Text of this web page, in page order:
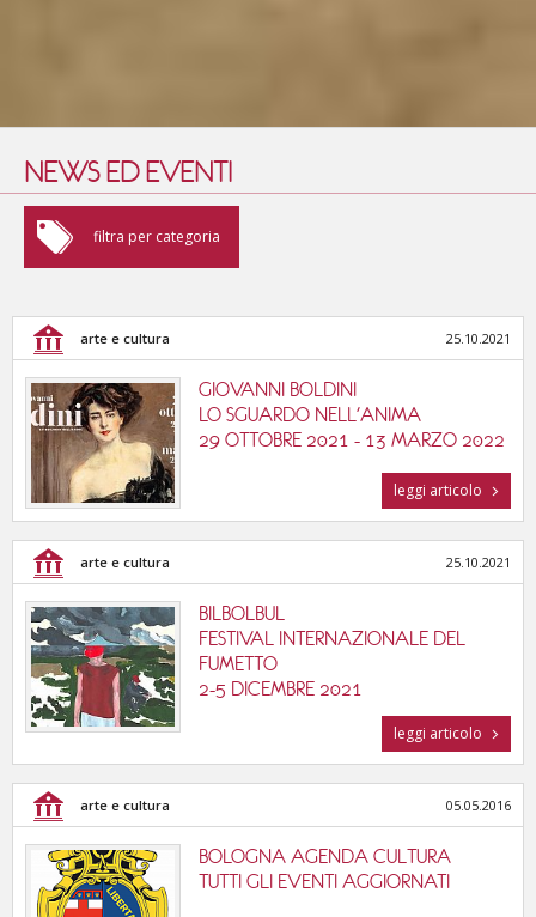
NEWS ED EVENTI
filtra per categoria
arte e cultura
enogastronomia
sport e benessere
cinema, musica e teatri
tutte le categorie
arte e cultura 25.10.2021
GIOVANNI BOLDINI
LO SGUARDO NELL'ANIMA
29 OTTOBRE 2021 - 13 MARZO 2022
leggi articolo
arte e cultura 25.10.2021
BILBOLBUL
FESTIVAL INTERNAZIONALE DEL
FUMETTO
2-5 DICEMBRE 2021
leggi articolo
arte e cultura 05.05.2016
BOLOGNA AGENDA CULTURA
TUTTI GLI EVENTI AGGIORNATI